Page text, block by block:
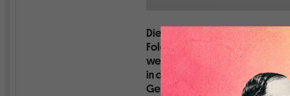
Die meisten verfügbaren
Folgen für die
wenig. Das Ergebnis ist eine
in der Debatte um „Fiatgeld“ –
Gelderzeugung unterschlägt.